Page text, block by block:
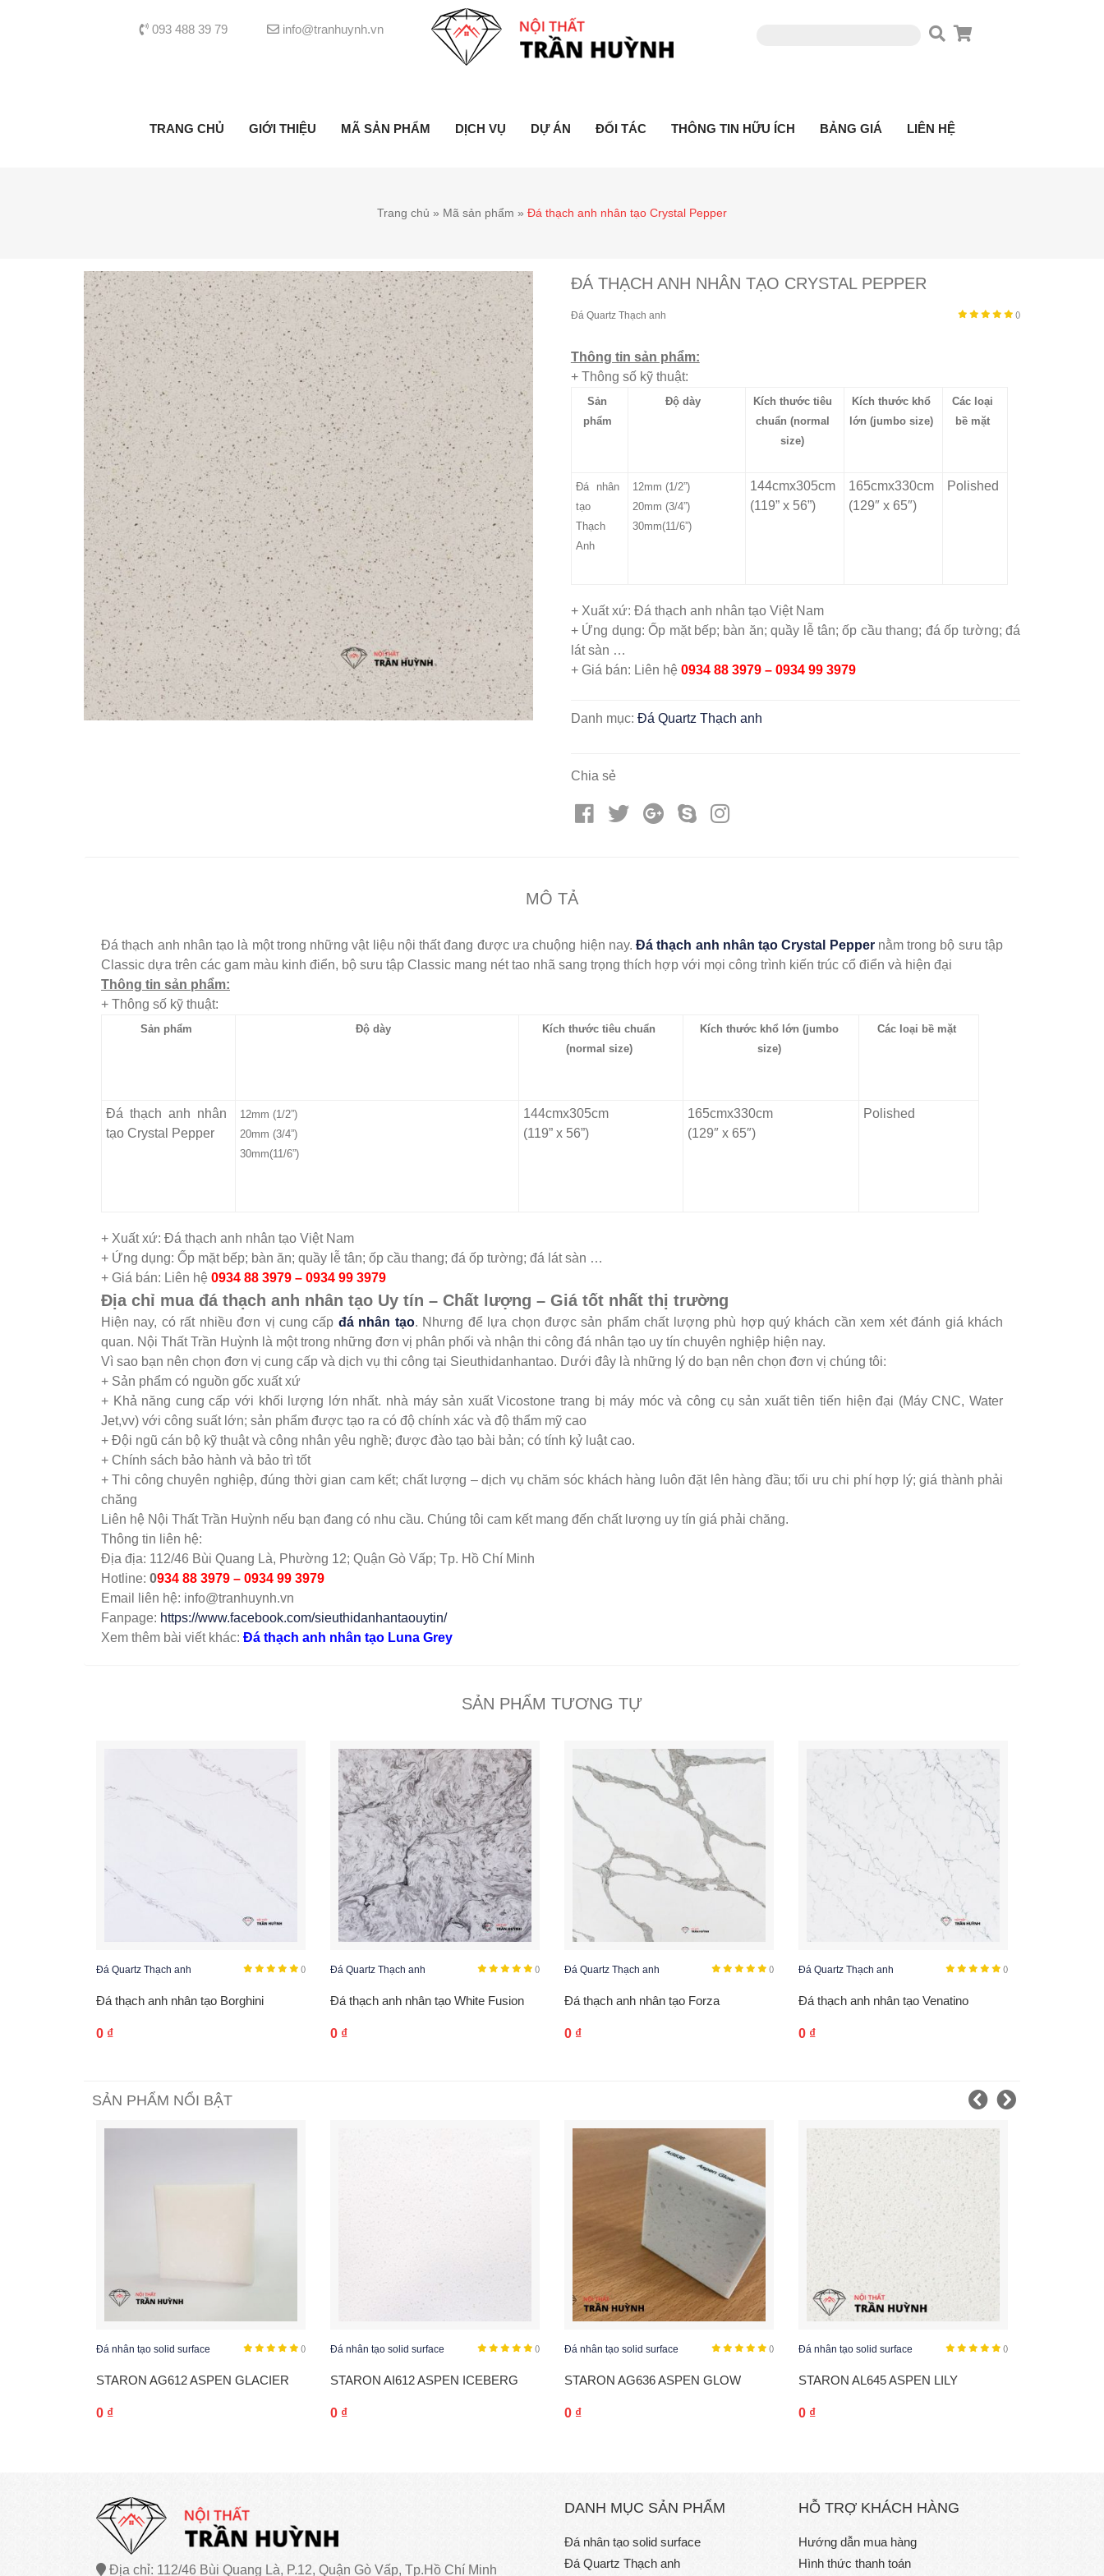
093 488 39 79 info@tranhuynh.vn
TRANG CHỦ GIỚI THIỆU MÃ SẢN PHẨM DỊCH VỤ DỰ ÁN ĐỐI TÁC THÔNG TIN HỮU ÍCH BẢNG GIÁ LIÊN HỆ
Trang chủ » Mã sản phẩm » Đá thạch anh nhân tạo Crystal Pepper
ĐÁ THẠCH ANH NHÂN TẠO CRYSTAL PEPPER
()
Đá Quartz Thạch anh
Thông tin sản phẩm:
+ Thông số kỹ thuật:
Sản
phẩm
Độ dày
Kích thước tiêu
chuẩn (normal
size)
Kích thước khổ
lớn (jumbo size)
Các loại
bề mặt
Đá nhân
tạo
Thạch
Anh
12mm (1/2”)
20mm (3/4”)
30mm(11/6”)
144cmx305cm
(119” x 56”)
165cmx330cm
(129″ x 65″)
Polished
+ Xuất xứ: Đá thạch anh nhân tạo Việt Nam
+ Ứng dụng: Ốp mặt bếp; bàn ăn; quầy lễ tân; ốp cầu thang; đá ốp tường; đá
lát sàn …
+ Giá bán: Liên hệ 0934 88 3979 – 0934 99 3979
Danh mục: Đá Quartz Thạch anh
Chia sẻ
MÔ TẢ
Đá thạch anh nhân tạo là một trong những vật liệu nội thất đang được ưa chuộng hiện nay.Đá thạch anh nhân tạo Crystal Peppernằm trong bộ sưu tập
Classic dựa trên các gam màu kinh điển, bộ sưu tập Classic mang nét tao nhã sang trọng thích hợp với mọi công trình kiến trúc cổ điển và hiện đại
Thông tin sản phẩm:
+ Thông số kỹ thuật:
Sản phẩm Độ dày
Kích thước tiêu chuẩn
(normal size)
Kích thước khổ lớn (jumbo
size)
Các loại bề mặt
Đá thạch anh nhân
tạo Crystal Pepper
12mm (1/2”)
20mm (3/4”)
30mm(11/6”)
144cmx305cm
(119” x 56”)
165cmx330cm
(129″ x 65″)
Polished
+ Xuất xứ: Đá thạch anh nhân tạo Việt Nam
+ Ứng dụng: Ốp mặt bếp; bàn ăn; quầy lễ tân; ốp cầu thang; đá ốp tường; đá lát sàn …
+ Giá bán: Liên hệ 0934 88 3979 – 0934 99 3979
Địa chỉ mua đá thạch anh nhân tạo Uy tín – Chất lượng – Giá tốt nhất thị trường
Hiện nay, có rất nhiều đơn vị cung cấp đá nhân tạo. Nhưng để lựa chọn được sản phẩm chất lượng phù hợp quý khách cần xem xét đánh giá khách
quan. Nội Thất Trần Huỳnh là một trong những đơn vị phân phối và nhận thi công đá nhân tạo uy tín chuyên nghiệp hiện nay.
Vì sao bạn nên chọn đơn vị cung cấp và dịch vụ thi công tại Sieuthidanhantao. Dưới đây là những lý do bạn nên chọn đơn vị chúng tôi:
+ Sản phẩm có nguồn gốc xuất xứ
+ Khả năng cung cấp với khối lượng lớn nhất. nhà máy sản xuất Vicostone trang bị máy móc và công cụ sản xuất tiên tiến hiện đại (Máy CNC, Water
Jet,vv) với công suất lớn; sản phẩm được tạo ra có độ chính xác và độ thẩm mỹ cao
+ Đội ngũ cán bộ kỹ thuật và công nhân yêu nghề; được đào tạo bài bản; có tính kỷ luật cao.
+ Chính sách bảo hành và bảo trì tốt
+ Thi công chuyên nghiệp, đúng thời gian cam kết; chất lượng – dịch vụ chăm sóc khách hàng luôn đặt lên hàng đầu; tối ưu chi phí hợp lý; giá thành phải
chăng
Liên hệ Nội Thất Trần Huỳnh nếu bạn đang có nhu cầu. Chúng tôi cam kết mang đến chất lượng uy tín giá phải chăng.
Thông tin liên hệ:
Địa địa: 112/46 Bùi Quang Là, Phường 12; Quận Gò Vấp; Tp. Hồ Chí Minh
Hotline: 0934 88 3979 – 0934 99 3979
Email liên hệ: info@tranhuynh.vn
Fanpage: https://www.facebook.com/sieuthidanhantaouytin/
Xem thêm bài viết khác: Đá thạch anh nhân tạo Luna Grey
SẢN PHẨM TƯƠNG TỰ
()
Đá Quartz Thạch anh
Đá thạch anh nhân tạo Borghini
0 ₫
()
Đá Quartz Thạch anh
Đá thạch anh nhân tạo White Fusion
0 ₫
()
Đá Quartz Thạch anh
Đá thạch anh nhân tạo Forza
0 ₫
()
Đá Quartz Thạch anh
Đá thạch anh nhân tạo Venatino
0 ₫
SẢN PHẨM NỔI BẬT
()
Đá nhân tạo solid surface
STARON AG612 ASPEN GLACIER
0 ₫
()
Đá nhân tạo solid surface
STARON AI612 ASPEN ICEBERG
0 ₫
()
Đá nhân tạo solid surface
STARON AG636 ASPEN GLOW
0 ₫
()
Đá nhân tạo solid surface
STARON AL645 ASPEN LILY
0 ₫
Địa chỉ: 112/46 Bùi Quang Là, P.12, Quận Gò Vấp, Tp.Hồ Chí Minh
DANH MỤC SẢN PHẨM
Đá nhân tạo solid surface
Đá Quartz Thạch anh
HỖ TRỢ KHÁCH HÀNG
Hướng dẫn mua hàng
Hình thức thanh toán